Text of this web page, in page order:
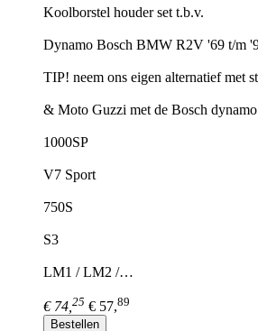
Koolborstel houder set t.b.v.
Dynamo Bosch BMW R2V '69 t/m
TIP! neem ons eigen alternatief met
& Moto Guzzi met de Bosch dynamo
1000SP
V7 Sport
750S
S3
LM1 / LM2 /…
€ 74, 25 € 57,89
Bestellen